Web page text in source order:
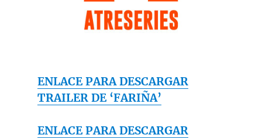
ENLACE PARA DESCARGAR
TRAILER DE ‘FARIÑA’
ENLACE PARA DESCARGAR